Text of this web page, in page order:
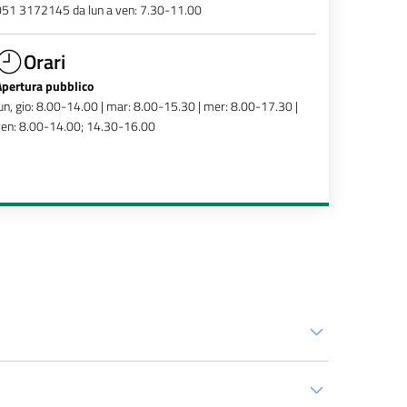
3172145 da lun a ven: 7.30-11.00
Orari
pubblico
gio: 8.00-14.00 | mar: 8.00-15.30 | mer: 8.00-17.30 |
8.00-14.00; 14.30-16.00